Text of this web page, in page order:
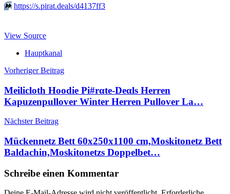
⏩️ https://s.pirat.deals/d4137ff3
View Source
Hauptkanal
Beitragsnavigation
Vorheriger Beitrag
Meilicloth Hoodie Pi#rαtе-Dеαls Herren
Kapuzenpullover Winter Herren Pullover La…
Nächster Beitrag
Mückennetz Bett 60x250x1100 cm,Moskitonetz Bett
Baldachin,Moskitonetzs Doppelbet…
Schreibe einen Kommentar